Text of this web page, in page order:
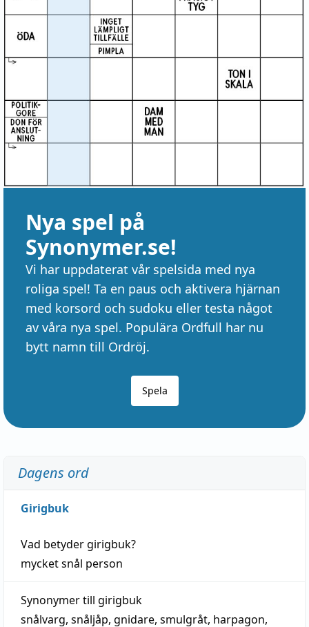
Nya spel på
Synonymer.se!
Vi har uppdaterat vår spelsida med nya
roliga spel! Ta en paus och aktivera hjärnan
med korsord och sudoku eller testa något
av våra nya spel. Populära Ordfull har nu
bytt namn till Ordröj.
Spela
Dagens ord
Girigbuk
Vad betydergirigbuk?
mycketsnål person
Synonymer till girigbuk
snålvarg, snåljåp, gnidare, smulgråt, harpagon,